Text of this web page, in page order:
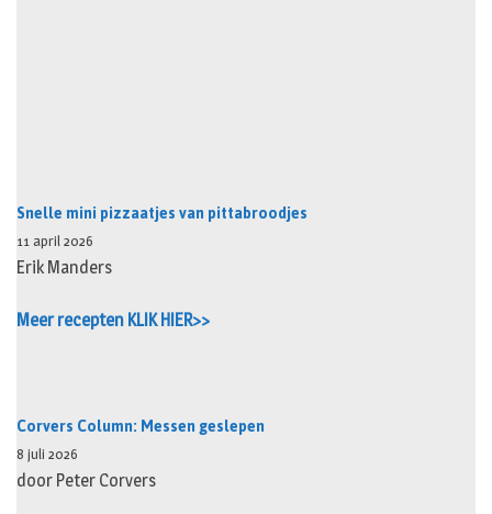
Snelle mini pizzaatjes van pittabroodjes
11 april 2026
Erik Manders
Meer recepten KLIK HIER>>
Corvers Column: Messen geslepen
8 juli 2026
door Peter Corvers